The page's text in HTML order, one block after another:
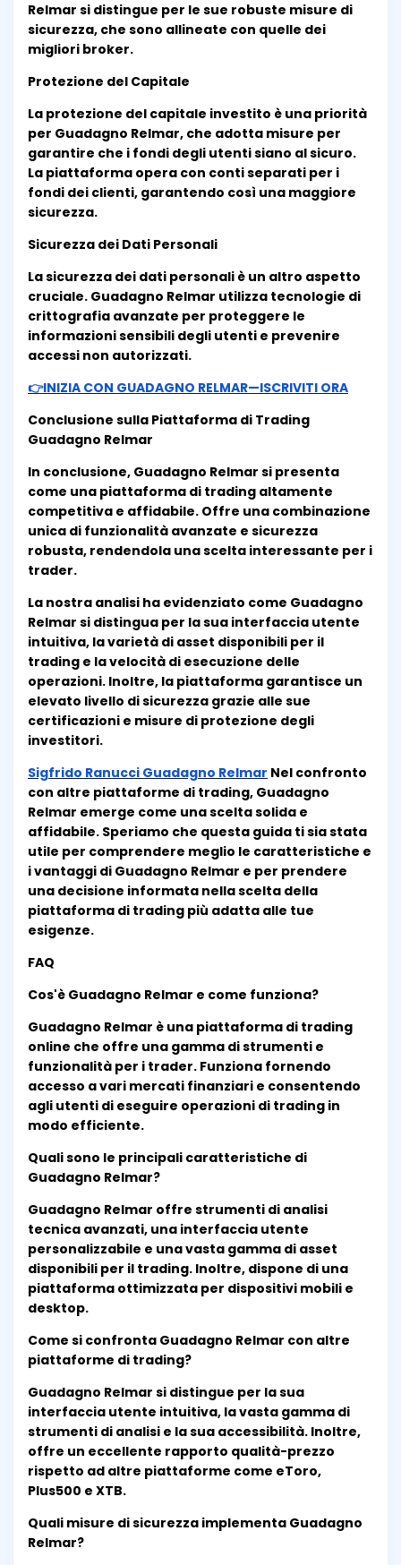
Relmar si distingue per le sue robuste misure di
sicurezza, che sono allineate con quelle dei
migliori broker.
Protezione del Capitale
La protezione del capitale investito è una priorità
per Guadagno Relmar, che adotta misure per
garantire che i fondi degli utenti siano al sicuro.
La piattaforma opera con conti separati per i
fondi dei clienti, garantendo così una maggiore
sicurezza.
Sicurezza dei Dati Personali
La sicurezza dei dati personali è un altro aspetto
cruciale. Guadagno Relmar utilizza tecnologie di
crittografia avanzate per proteggere le
informazioni sensibili degli utenti e prevenire
accessi non autorizzati.
👉INIZIA CON GUADAGNO RELMAR—ISCRIVITI ORA
Conclusione sulla Piattaforma di Trading
Guadagno Relmar
In conclusione, Guadagno Relmar si presenta
come una piattaforma di trading altamente
competitiva e affidabile. Offre una combinazione
unica di funzionalità avanzate e sicurezza
robusta, rendendola una scelta interessante per i
trader.
La nostra analisi ha evidenziato come Guadagno
Relmar si distingua per la sua interfaccia utente
intuitiva, la varietà di asset disponibili per il
trading e la velocità di esecuzione delle
operazioni. Inoltre, la piattaforma garantisce un
elevato livello di sicurezza grazie alle sue
certificazioni e misure di protezione degli
investitori.
Sigfrido Ranucci Guadagno Relmar Nel confronto
con altre piattaforme di trading, Guadagno
Relmar emerge come una scelta solida e
affidabile. Speriamo che questa guida ti sia stata
utile per comprendere meglio le caratteristiche e
i vantaggi di Guadagno Relmar e per prendere
una decisione informata nella scelta della
piattaforma di trading più adatta alle tue
esigenze.
FAQ
Cos'è Guadagno Relmar e come funziona?
Guadagno Relmar è una piattaforma di trading
online che offre una gamma di strumenti e
funzionalità per i trader. Funziona fornendo
accesso a vari mercati finanziari e consentendo
agli utenti di eseguire operazioni di trading in
modo efficiente.
Quali sono le principali caratteristiche di
Guadagno Relmar?
Guadagno Relmar offre strumenti di analisi
tecnica avanzati, una interfaccia utente
personalizzabile e una vasta gamma di asset
disponibili per il trading. Inoltre, dispone di una
piattaforma ottimizzata per dispositivi mobili e
desktop.
Come si confronta Guadagno Relmar con altre
piattaforme di trading?
Guadagno Relmar si distingue per la sua
interfaccia utente intuitiva, la vasta gamma di
strumenti di analisi e la sua accessibilità. Inoltre,
offre un eccellente rapporto qualità-prezzo
rispetto ad altre piattaforme come eToro,
Plus500 e XTB.
Quali misure di sicurezza implementa Guadagno
Relmar?